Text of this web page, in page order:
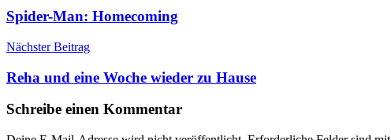
Spider-Man: Homecoming
Nächster Beitrag
Reha und eine Woche wieder zu Hause
Schreibe einen Kommentar